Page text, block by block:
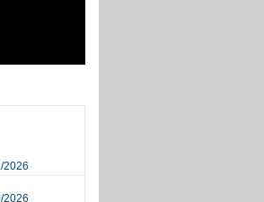
2026
2026